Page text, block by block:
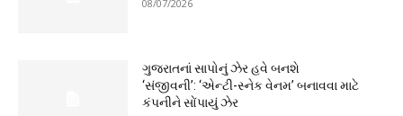
08/07/2026
ગુજરાતનાં સાપોનું ઝેર હવે બનશે
‘સંજીવની’: ‘એન્ટી-સ્નેક વેનમ’ બનાવવા માટે
કંપનીને સોંપાયું ઝેર